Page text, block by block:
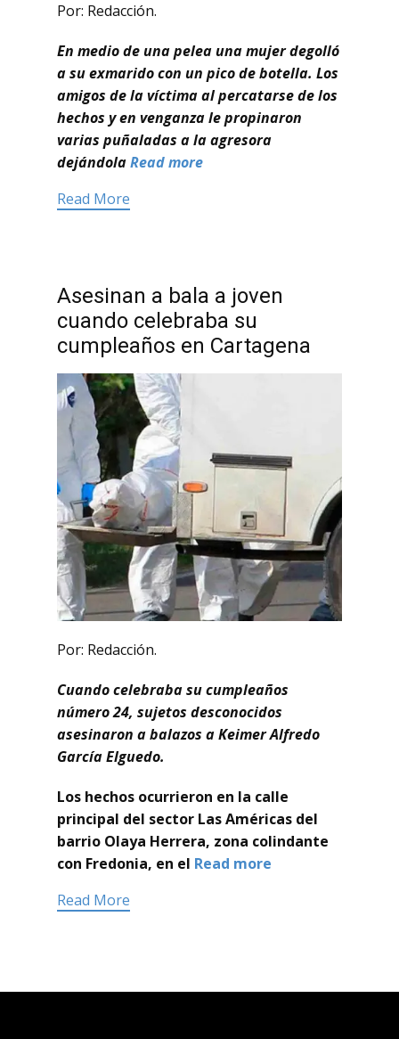
Por: Redacción.
En medio de una pelea una mujer degolló
a su exmarido con un pico de botella. Los
amigos de la víctima al percatarse de los
hechos y en venganza le propinaron
varias puñaladas a la agresora
dejándolaRead more
Read More
Asesinan a bala a joven
cuando celebraba su
cumpleaños en Cartagena
Por: Redacción.
Cuando celebraba su cumpleaños
número 24, sujetos desconocidos
asesinaron a balazos a Keimer Alfredo
García Elguedo.
Los hechos ocurrieron en la calle
principal del sector Las Américas del
barrio Olaya Herrera, zona colindante
con Fredonia, en el Read more
Read More